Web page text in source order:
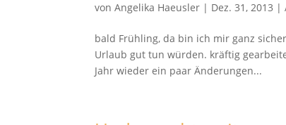
vonAngelika Haeusler | Dez. 31, 2013 |
bald Frühling, da bin ich mir ganz
Urlaub gut tun würden. kräftig
Jahr wieder ein paar Änderungen...